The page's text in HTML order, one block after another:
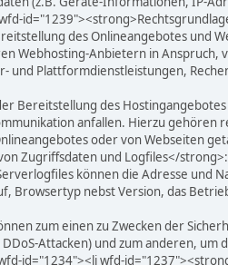
des Onlineangebotes und
Webhosting-Anbietern in Anspruch,
und Plattformdienstleistungen,
Bereitstellung des
anfallen. Hierzu gehören
oder von Webseiten
Zugriffsdaten und Logfiles</
können die Adresse und
Browsertyp nebst Version, das
zum einen zu Zwecken der
Attacken) und zum anderen,
id="1234"><li wfd-